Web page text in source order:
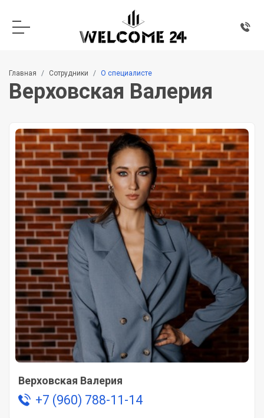
Главная Сотрудники О специалисте
Верховская Валерия
Верховская Валерия
+7 (960) 788-11-14